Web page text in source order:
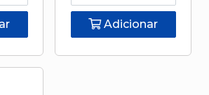
Adicionar